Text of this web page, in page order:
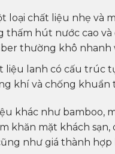
loại chất liệu nhẹ và
thấm hút nước cao
thường khô nhanh
liệu lanh có cấu trúc
khí và chống khuẩn
khác như bamboo,
khăn mặt khách
như giá thành hợp